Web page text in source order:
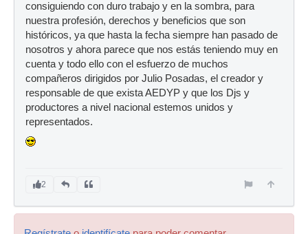
consiguiendo con duro trabajo y en la sombra, para
nuestra profesión, derechos y beneficios que son
históricos, ya que hasta la fecha siempre han pasado de
nosotros y ahora parece que nos estás teniendo muy en
cuenta y todo ello con el esfuerzo de muchos
compañeros dirigidos por Julio Posadas, el creador y
responsable de que exista AEDYP y que los Djs y
productores a nivel nacional estemos unidos y
representados.
2